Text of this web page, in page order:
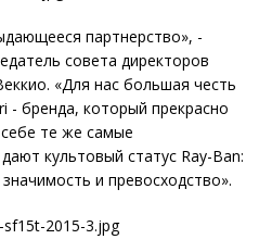
партнерство», -
совета директоров
«Для нас большая честь
- бренда, который прекрасно
те же самые
культовый статус Ray-Ban:
и превосходство».